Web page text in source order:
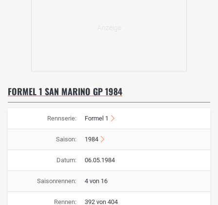
FORMEL 1 SAN MARINO GP 1984
Rennserie: Formel 1
Saison: 1984
Datum: 06.05.1984
Saisonrennen: 4 von 16
Rennen: 392 von 404